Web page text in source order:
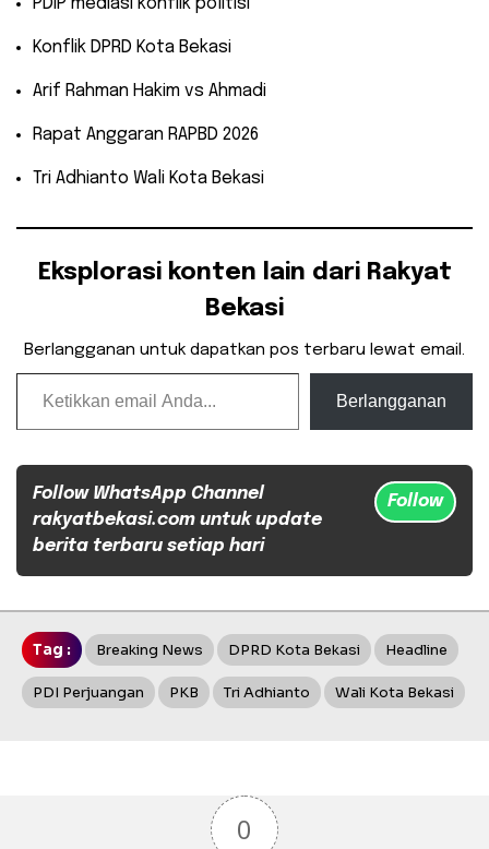
​PDIP mediasi konflik politisi
​Konflik DPRD Kota Bekasi
​Arif Rahman Hakim vs Ahmadi
​Rapat Anggaran RAPBD 2026
​Tri Adhianto Wali Kota Bekasi
Eksplorasi konten lain dari Rakyat
Bekasi
Berlangganan untuk dapatkan pos terbaru lewat email.
Ketikkan email Anda...
Berlangganan
Follow WhatsApp Channel
rakyatbekasi.com untuk update
berita terbaru setiap hari
Follow
Tag : Breaking News DPRD Kota Bekasi Headline
PDI Perjuangan PKB Tri Adhianto Wali Kota Bekasi
0